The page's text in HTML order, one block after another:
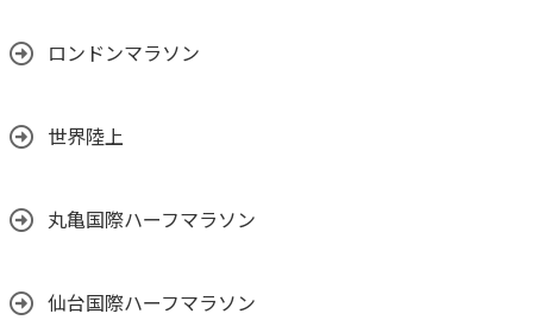
ロンドンマラソン
世界陸上
丸亀国際ハーフマラソン
仙台国際ハーフマラソン